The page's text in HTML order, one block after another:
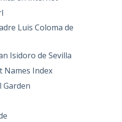
Luis Coloma de
Isidoro de Sevilla
Names Index
Garden